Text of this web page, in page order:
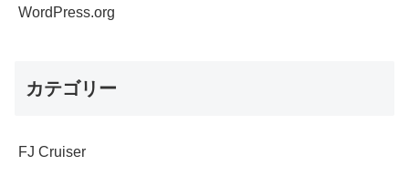
WordPress.org
カテゴリー
FJ Cruiser